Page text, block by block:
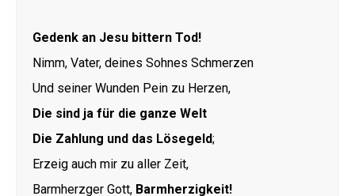
Gedenk an Jesu bittern Tod!
Nimm, Vater, deines Sohnes Schmerzen
Und seiner Wunden Pein zu Herzen,
Die sind ja für die ganze Welt
Die Zahlung und das Lösegeld;
Erzeig auch mir zu aller Zeit,
Barmherzger Gott, Barmherzigkeit!